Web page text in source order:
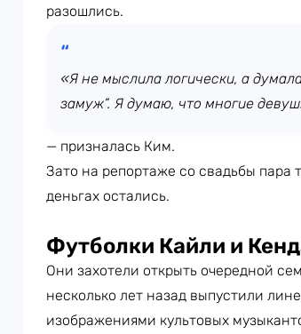
разошлись.
«Я не мыслила логически, а
замуж”. Я думаю, что многие
— призналась Ким.
Зато на репортаже со свадьбы пара
деньгах остались.
Футболки Кайли и
Они захотели открыть очередной
несколько лет назад выпустили
изображениями культовых